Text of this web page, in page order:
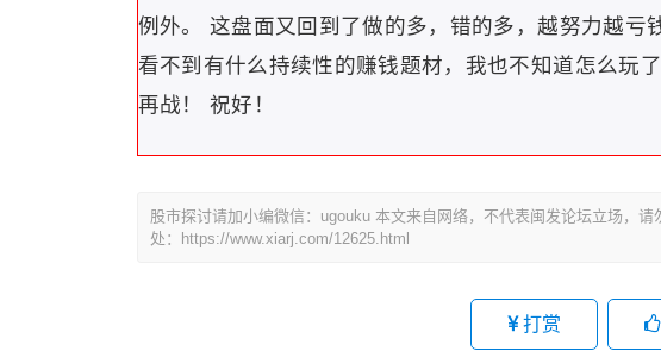
例外。 这盘面又回到了做的多，错的多，越努力越亏
看不到有什么持续性的赚钱题材，我也不知道怎么玩
再战！ 祝好！
股市探讨请加小编微信：ugouku 本文来自网络，不代表闽发论坛立场，
处：https://www.xiarj.com/12625.html
打赏